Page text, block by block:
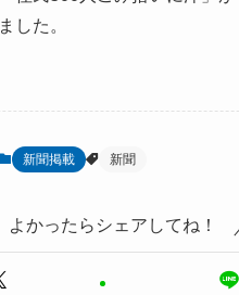
ました。
新聞掲載 新聞
よかったらシェアしてね！